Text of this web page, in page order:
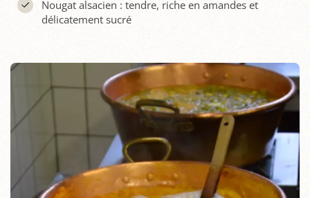
Nougat alsacien : tendre, riche en amandes et
délicatement sucré